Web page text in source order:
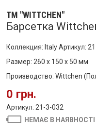
ТМ "WITTCHEN"
Барсетка
Коллекция: Italy Артикул:
Размер: 260 x 150 x 50 мм
Производство: Wittchen
0 грн.
Артикул: 21-3-032
НЕМАЄ В НАЯВНОСТІ